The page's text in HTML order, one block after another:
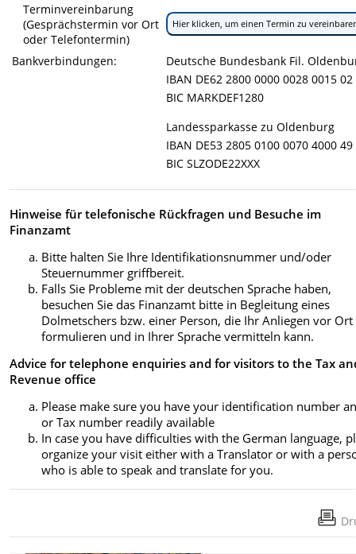
Terminvereinbarung
(Gesprächstermin vor Ort
oder Telefontermin)
Hier klicken, um einen Termin zu
Bankverbindungen:
Deutsche Bundesbank Fil.
IBAN DE62 2800 0000 0028 0015 02
BIC MARKDEF1280
Landessparkasse zu Oldenburg
IBAN DE53 2805 0100 0070 4000 49
BIC SLZODE22XXX
Hinweise für telefonische Rückfragen und Besuche im
Finanzamt
Bitte halten Sie Ihre Identifikationsnummer und/oder
Steuernummer griffbereit.
Falls Sie Probleme mit der deutschen Sprache haben,
besuchen Sie das Finanzamt bitte in Begleitung eines
Dolmetschers bzw. einer Person, die Ihr Anliegen vor Ort
formulieren und in Ihrer Sprache vermitteln kann.
Advice for telephone enquiries and for visitors to the Tax
Revenue office
Please make sure you have your identification number
or Tax number readily available
In case you have difficulties with the German language,
organize your visit either with a Translator or with a
who is able to speak and translate for you.